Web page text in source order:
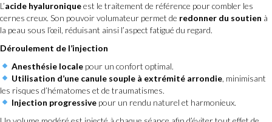
L’acide hyaluroniqueest le traitement de référence pour combler les
cernes creux. Son pouvoir volumateur permet de redonner du soutien à
la peau sous l’œil, réduisant ainsi l’aspect fatigué du regard.
Déroulement de l’injection
Anesthésie localepour un confort optimal.
Utilisation d’une canule souple à extrémité arrondie, minimisant
les risques d’hématomes et de traumatismes.
Injection progressivepour un rendu naturel et harmonieux.